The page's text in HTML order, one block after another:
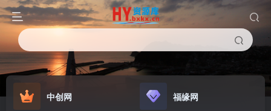
中创网 福缘网